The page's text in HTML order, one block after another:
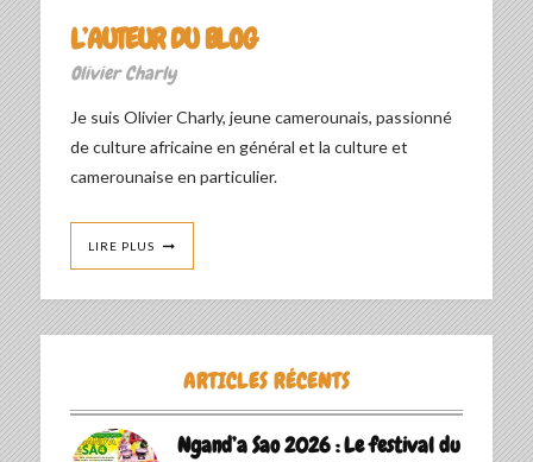
L’AUTEUR DU BLOG
Olivier Charly
Je suis Olivier Charly, jeune camerounais, passionné
de culture africaine en général et la culture et
camerounaise en particulier.
LIRE PLUS
ARTICLES RÉCENTS
Ngand’a Sao 2026 : Le festival du